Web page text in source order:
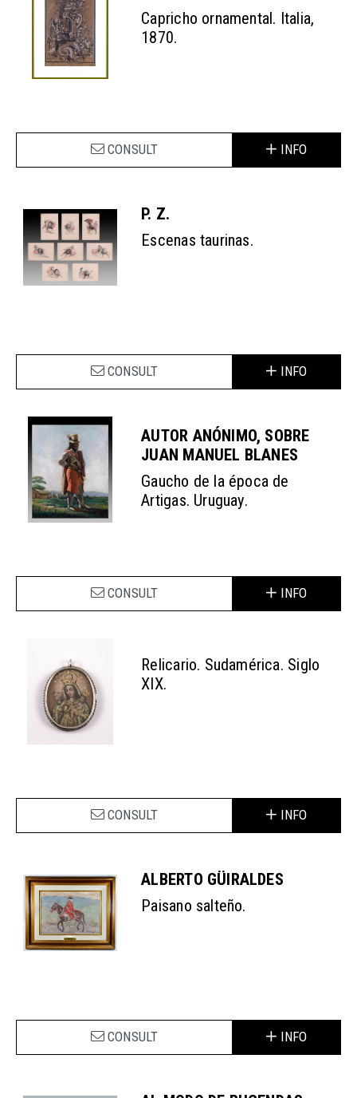
Capricho ornamental. Italia,
1870.
CONSULT INFO
P. Z.
Escenas taurinas.
CONSULT INFO
AUTOR ANÓNIMO, SOBRE
JUAN MANUEL BLANES
Gaucho de la época de
Artigas. Uruguay.
CONSULT INFO
Relicario. Sudamérica. Siglo
XIX.
CONSULT INFO
ALBERTO GÜIRALDES
Paisano salteño.
CONSULT INFO